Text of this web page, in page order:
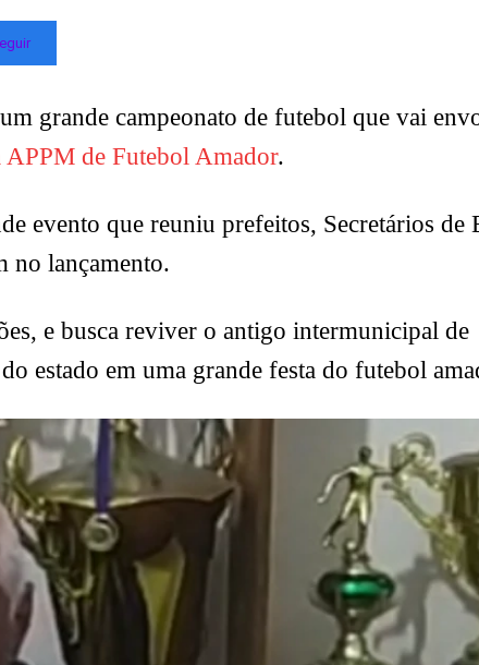
grande campeonato de futebol que vai
de Futebol Amador.
evento que reuniu prefeitos, Secretários de
no lançamento.
e busca reviver o antigo intermunicipal de
estado em uma grande festa do futebol